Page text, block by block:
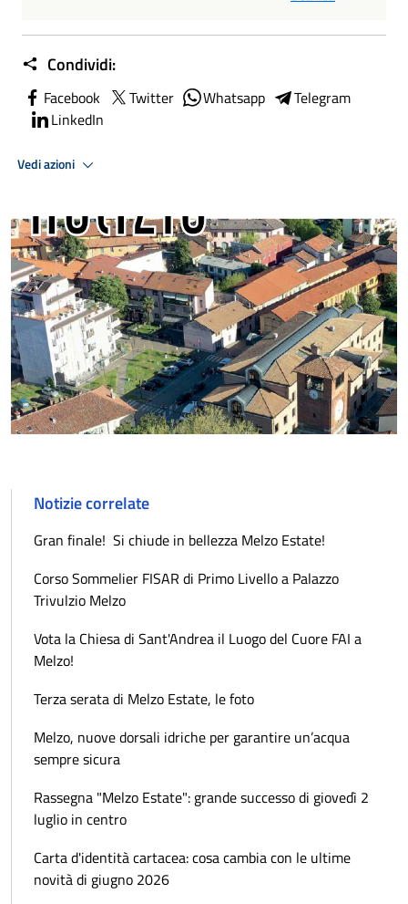
Condividi:
Facebook Twitter Whatsapp
Telegram
LinkedIn
Vedi azioni
Notizie correlate
Gran finale! Si chiude in bellezza Melzo Estate!
Corso Sommelier FISAR di Primo Livello a Palazzo
Trivulzio Melzo
Vota la Chiesa di Sant'Andrea il Luogo del Cuore FAI a
Melzo!
Terza serata di Melzo Estate, le foto
Melzo, nuove dorsali idriche per garantire un’acqua
sempre sicura
Rassegna "Melzo Estate": grande successo di giovedì 2
luglio in centro
Carta d'identità cartacea: cosa cambia con le ultime
novità di giugno 2026